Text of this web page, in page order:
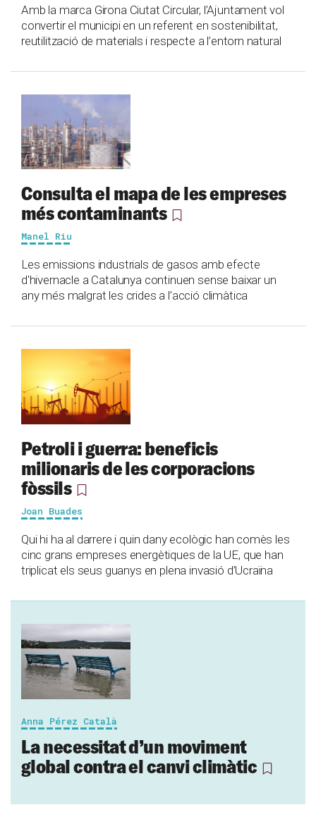
Amb la marca Girona Ciutat Circular, l’Ajuntament vol
convertir el municipi en un referent en sostenibilitat,
reutilització de materials i respecte a l’entorn natural
Consulta el mapa de les empreses
més contaminants
Manel Riu
Les emissions industrials de gasos amb efecte
d'hivernacle a Catalunya continuen sense baixar un
any més malgrat les crides a l’acció climàtica
Petroli i guerra: beneficis
milionaris de les corporacions
fòssils
Joan Buades
Qui hi ha al darrere i quin dany ecològic han comès les
cinc grans empreses energètiques de la UE, que han
triplicat els seus guanys en plena invasió d’Ucraïna
Anna Pérez Català
La necessitat d’un moviment
global contra el canvi climàtic